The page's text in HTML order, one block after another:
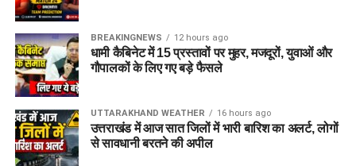
BREAKINGNEWS 12 hours ago
धामी कैबिनेट में 15 प्रस्तावों पर मुहर, मजदूरों, युवाओं और
गौपालकों के लिए गए बड़े फैसले
UTTARAKHAND WEATHER 16 hours ago
उत्तराखंड में आज सात जिलों में भारी बारिश का अलर्ट, लोगों
से सावधानी बरतने की अपील